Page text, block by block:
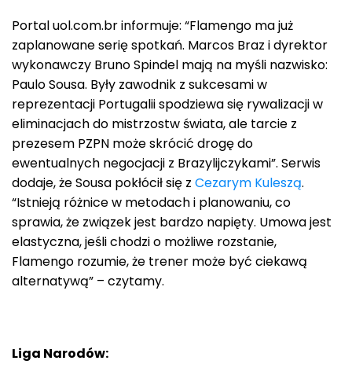
Portal uol.com.br informuje: “Flamengo ma już
zaplanowane serię spotkań. Marcos Braz i dyrektor
wykonawczy Bruno Spindel mają na myśli nazwisko:
Paulo Sousa. Były zawodnik z sukcesami w
reprezentacji Portugalii spodziewa się rywalizacji w
eliminacjach do mistrzostw świata, ale tarcie z
prezesem PZPN może skrócić drogę do
ewentualnych negocjacji z Brazylijczykami”. Serwis
dodaje, że Sousa pokłócił się z Cezarym Kuleszą.
“Istnieją różnice w metodach i planowaniu, co
sprawia, że ​​związek jest bardzo napięty. Umowa jest
elastyczna, jeśli chodzi o możliwe rozstanie,
Flamengo rozumie, że trener może być ciekawą
alternatywą” – czytamy.
Liga Narodów: